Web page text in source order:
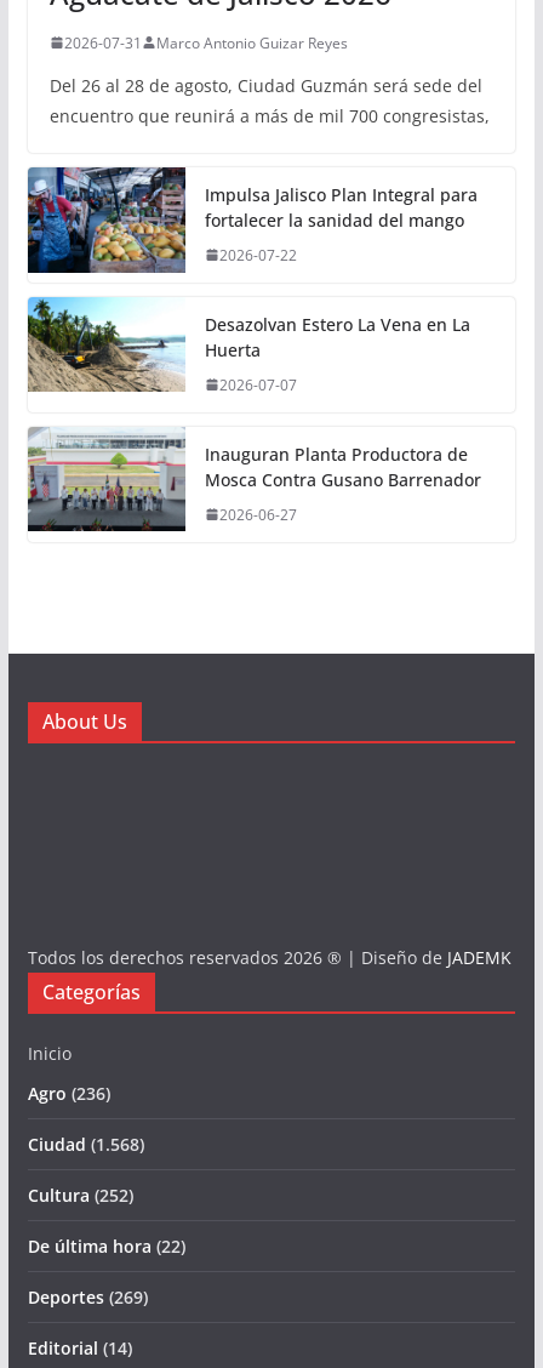
2026-07-31 Marco Antonio Guizar Reyes
Del 26 al 28 de agosto, Ciudad Guzmán será sede del
encuentro que reunirá a más de mil 700 congresistas,
Impulsa Jalisco Plan Integral para
fortalecer la sanidad del mango
2026-07-22
Desazolvan Estero La Vena en La
Huerta
2026-07-07
Inauguran Planta Productora de
Mosca Contra Gusano Barrenador
2026-06-27
About Us
Todos los derechos reservados 2026 ® | Diseño de JADEMK
Categorías
Inicio
Agro (236)
Ciudad (1.568)
Cultura (252)
De última hora (22)
Deportes(269)
Editorial (14)